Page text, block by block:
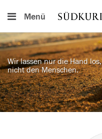
Menü
Wir lassen nur die Hand los,
nicht den Menschen.